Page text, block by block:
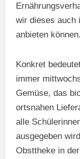
wir dieses auch
anbieten können.
Konkret
immer
Gemüse, das
ortsnahen
alle
ausgegeben
Obsttheke in